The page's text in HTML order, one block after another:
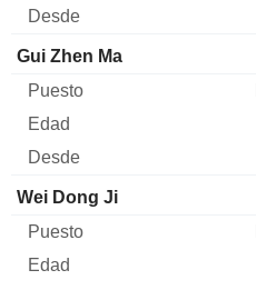
Gui Zhen Ma
Wei Dong Ji